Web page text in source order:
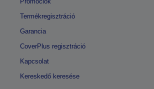
Termékregisztráció
Garancia
CoverPlus regisztráció
Kapcsolat
Kereskedő keresése